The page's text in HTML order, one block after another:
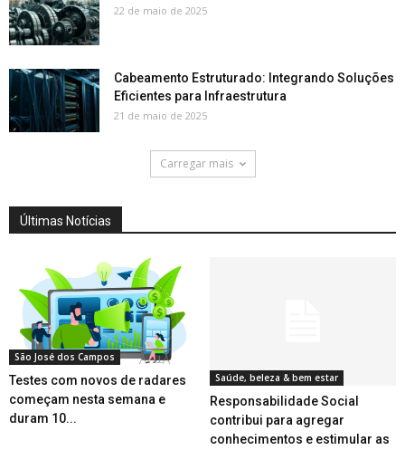
22 de maio de 2025
Cabeamento Estruturado: Integrando Soluções
Eficientes para Infraestrutura
21 de maio de 2025
Carregar mais
Últimas Notícias
São José dos Campos
Testes com novos de radares
começam nesta semana e
duram 10...
Saúde, beleza & bem estar
Responsabilidade Social
contribui para agregar
conhecimentos e estimular as